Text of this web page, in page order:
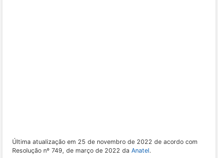
Última atualização em 25 de novembro de 2022 de acordo com
Resolução nº 749, de março de 2022 da Anatel.